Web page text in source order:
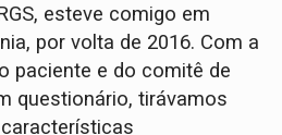
esteve comigo em
por volta de 2016. Com a
paciente e do comitê de
questionário, tirávamos